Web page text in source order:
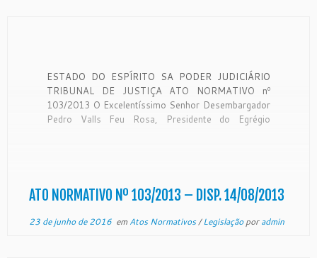
ESTADO DO ESPÍRITO SA PODER JUDICIÁRIO
TRIBUNAL DE JUSTIÇA ATO NORMATIVO nº
103/2013 O Excelentíssimo Senhor Desembargador
Pedro Valls Feu Rosa, Presidente do Egrégio
ATO NORMATIVO Nº 103/2013 – DISP. 14/08/2013
23 de junho de 2016em Atos Normativos/Legislaçãoporadmin